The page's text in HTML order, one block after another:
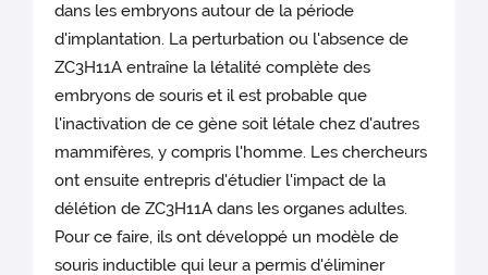
dans les embryons autour de la période
d'implantation. La perturbation ou l'absence de
ZC3H11A entraîne la létalité complète des
embryons de souris et il est probable que
l'inactivation de ce gène soit létale chez d'autres
mammifères, y compris l'homme. Les chercheurs
ont ensuite entrepris d'étudier l'impact de la
délétion de ZC3H11A dans les organes adultes.
Pour ce faire, ils ont développé un modèle de
souris inductible qui leur a permis d'éliminer